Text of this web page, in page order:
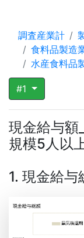
調査産業計
食料品製造
水産食料品
#1
現金給与額
規模5人以
1. 現金給与